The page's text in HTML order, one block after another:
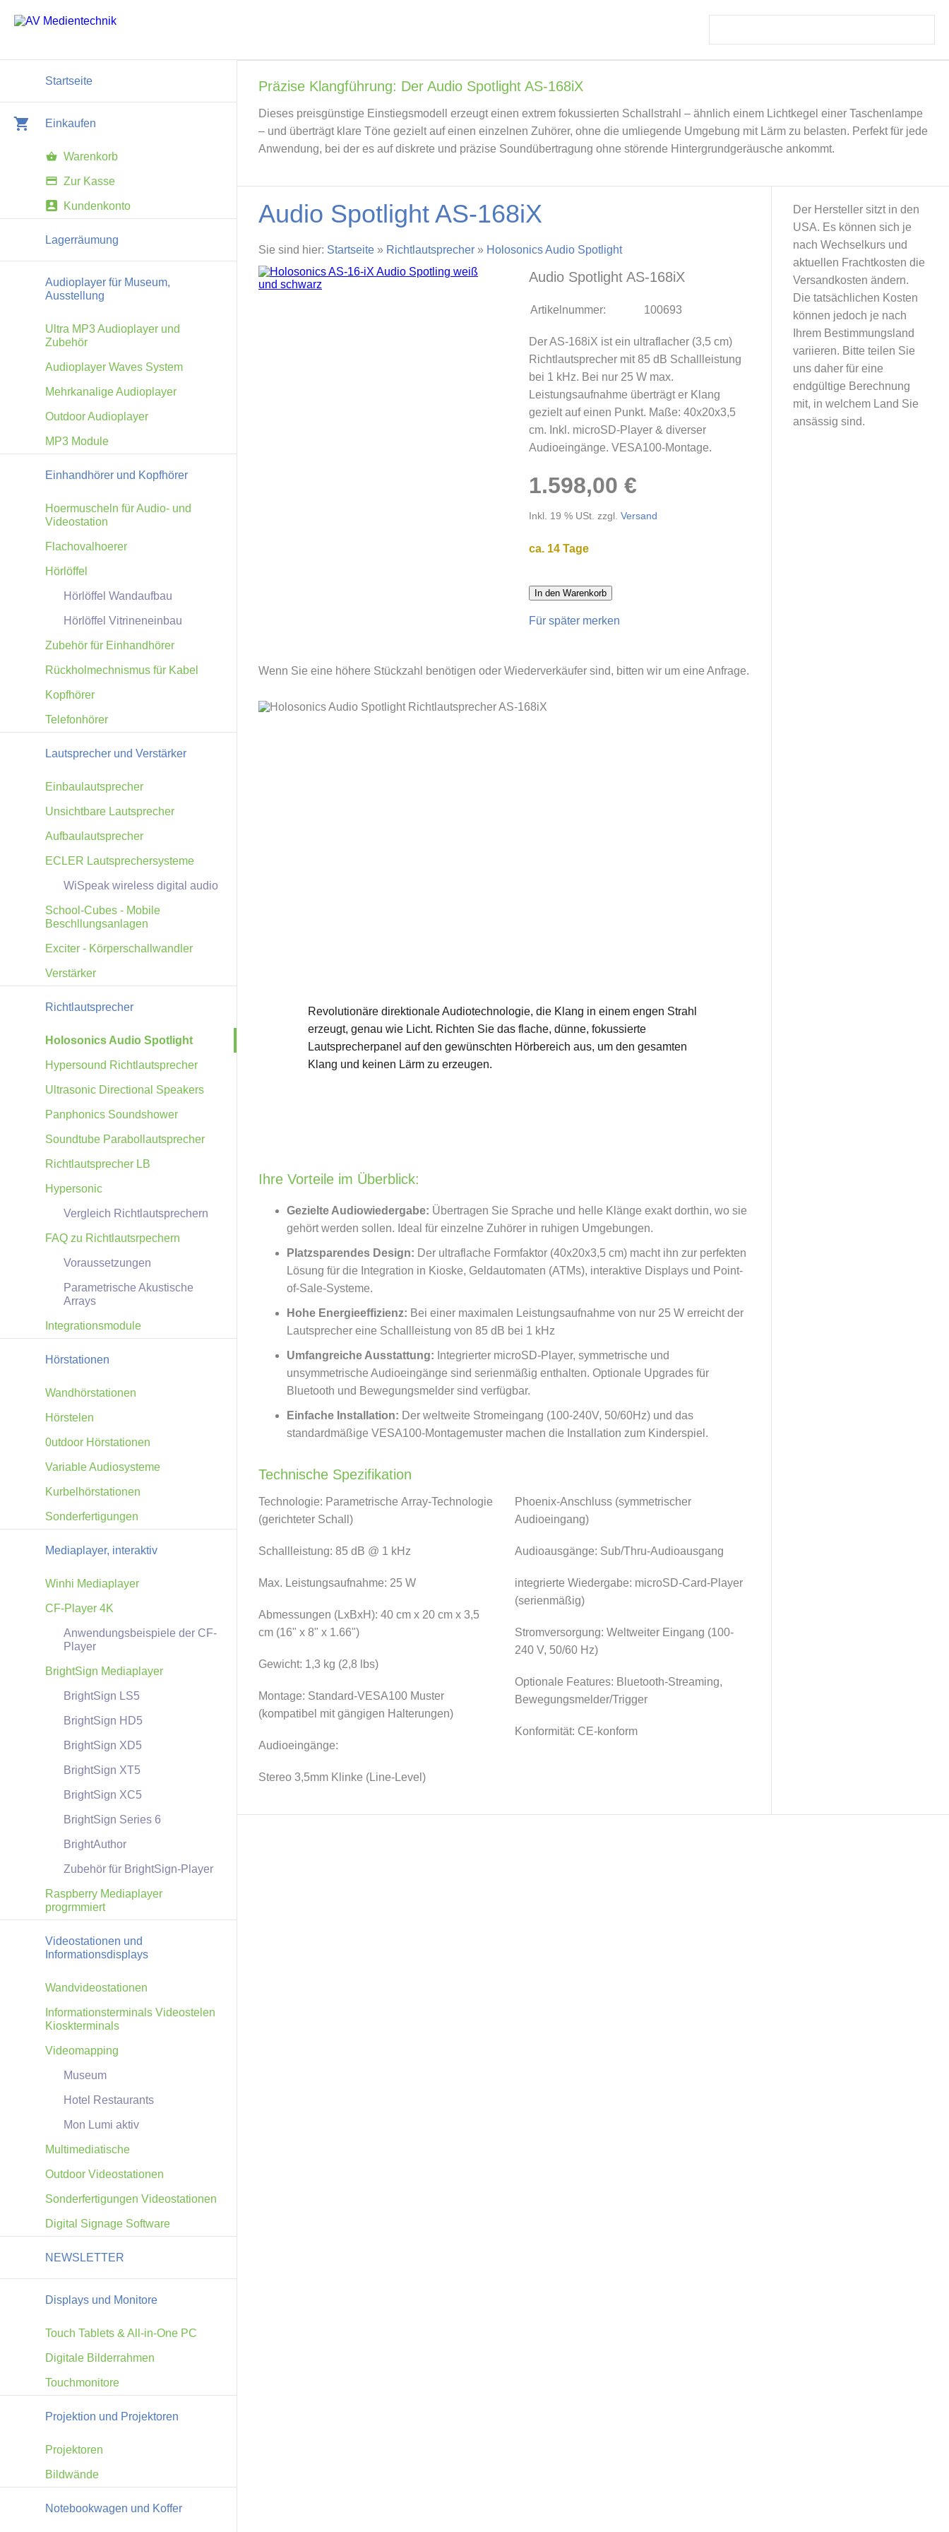
Startseite
Einkaufen
Warenkorb
Zur Kasse
Kundenkonto
Lagerräumung
Audioplayer für Museum,
Ausstellung
Ultra MP3 Audioplayer und
Zubehör
Audioplayer Waves System
Mehrkanalige Audioplayer
Outdoor Audioplayer
MP3 Module
Einhandhörer und Kopfhörer
Hoermuscheln für Audio- und
Videostation
Flachovalhoerer
Hörlöffel
Hörlöffel Wandaufbau
Hörlöffel Vitrineneinbau
Zubehör für Einhandhörer
Rückholmechnismus für Kabel
Kopfhörer
Telefonhörer
Lautsprecher und Verstärker
Einbaulautsprecher
Unsichtbare Lautsprecher
Aufbaulautsprecher
ECLER Lautsprechersysteme
WiSpeak wireless digital audio
School-Cubes - Mobile
Beschllungsanlagen
Exciter - Körperschallwandler
Verstärker
Richtlautsprecher
Holosonics Audio Spotlight
Hypersound Richtlautsprecher
Ultrasonic Directional Speakers
Panphonics Soundshower
Soundtube Parabollautsprecher
Richtlautsprecher LB
Hypersonic
Vergleich Richtlautsprechern
FAQ zu Richtlautsrpechern
Voraussetzungen
Parametrische Akustische
Arrays
Integrationsmodule
Hörstationen
Wandhörstationen
Hörstelen
0utdoor Hörstationen
Variable Audiosysteme
Kurbelhörstationen
Sonderfertigungen
Mediaplayer, interaktiv
Winhi Mediaplayer
CF-Player 4K
Anwendungsbeispiele der CF-
Player
BrightSign Mediaplayer
BrightSign LS5
BrightSign HD5
BrightSign XD5
BrightSign XT5
BrightSign XC5
BrightSign Series 6
BrightAuthor
Zubehör für BrightSign-Player
Raspberry Mediaplayer
progrmmiert
Videostationen und
Informationsdisplays
Wandvideostationen
Informationsterminals Videostelen
Kioskterminals
Videomapping
Museum
Hotel Restaurants
Mon Lumi aktiv
Multimediatische
Outdoor Videostationen
Sonderfertigungen Videostationen
Digital Signage Software
NEWSLETTER
Displays und Monitore
Touch Tablets & All-in-One PC
Digitale Bilderrahmen
Touchmonitore
Projektion und Projektoren
Projektoren
Bildwände
Notebookwagen und Koffer
Präzise Klangführung: Der Audio Spotlight AS-168iX
Dieses preisgünstige Einstiegsmodell erzeugt einen extrem fokussierten Schallstrahl – ähnlich einem Lichtkegel einer Taschenlampe
– und überträgt klare Töne gezielt auf einen einzelnen Zuhörer, ohne die umliegende Umgebung mit Lärm zu belasten. Perfekt für jede
Anwendung, bei der es auf diskrete und präzise Soundübertragung ohne störende Hintergrundgeräusche ankommt.
Audio Spotlight AS-168iX
Sie sind hier: Startseite » Richtlautsprecher » Holosonics Audio Spotlight
Audio Spotlight AS-168iX
Artikelnummer: 100693
Der AS-168iX ist ein ultraflacher (3,5 cm)
Richtlautsprecher mit 85 dB Schallleistung
bei 1 kHz. Bei nur 25 W max.
Leistungsaufnahme überträgt er Klang
gezielt auf einen Punkt. Maße: 40x20x3,5
cm. Inkl. microSD-Player & diverser
Audioeingänge. VESA100-Montage.
1.598,00 €
Inkl. 19 % USt. zzgl. Versand
ca. 14 Tage
In den Warenkorb
Für später merken
Wenn Sie eine höhere Stückzahl benötigen oder Wiederverkäufer sind, bitten wir um eine Anfrage.
Revolutionäre direktionale Audiotechnologie, die Klang in einem engen Strahl
erzeugt, genau wie Licht. Richten Sie das flache, dünne, fokussierte
Lautsprecherpanel auf den gewünschten Hörbereich aus, um den gesamten
Klang und keinen Lärm zu erzeugen.
Ihre Vorteile im Überblick:
Gezielte Audiowiedergabe: Übertragen Sie Sprache und helle Klänge exakt dorthin, wo sie
gehört werden sollen. Ideal für einzelne Zuhörer in ruhigen Umgebungen.
Platzsparendes Design: Der ultraflache Formfaktor (40x20x3,5 cm) macht ihn zur perfekten
Lösung für die Integration in Kioske, Geldautomaten (ATMs), interaktive Displays und Point-
of-Sale-Systeme.
Hohe Energieeffizienz: Bei einer maximalen Leistungsaufnahme von nur 25 W erreicht der
Lautsprecher eine Schallleistung von 85 dB bei 1 kHz
Umfangreiche Ausstattung: Integrierter microSD-Player, symmetrische und
unsymmetrische Audioeingänge sind serienmäßig enthalten. Optionale Upgrades für
Bluetooth und Bewegungsmelder sind verfügbar.
Einfache Installation: Der weltweite Stromeingang (100-240V, 50/60Hz) und das
standardmäßige VESA100-Montagemuster machen die Installation zum Kinderspiel.
Technische Spezifikation
Technologie: Parametrische Array-Technologie
(gerichteter Schall)
Schallleistung: 85 dB @ 1 kHz
Max. Leistungsaufnahme: 25 W
Abmessungen (LxBxH): 40 cm x 20 cm x 3,5
cm (16" x 8" x 1.66")
Gewicht: 1,3 kg (2,8 lbs)
Montage: Standard-VESA100 Muster
(kompatibel mit gängigen Halterungen)
Audioeingänge:
Stereo 3,5mm Klinke (Line-Level)
Phoenix-Anschluss (symmetrischer
Audioeingang)
Audioausgänge: Sub/Thru-Audioausgang
integrierte Wiedergabe: microSD-Card-Player
(serienmäßig)
Stromversorgung: Weltweiter Eingang (100-
240 V, 50/60 Hz)
Optionale Features: Bluetooth-Streaming,
Bewegungsmelder/Trigger
Konformität: CE-konform
Der Hersteller sitzt in den
USA. Es können sich je
nach Wechselkurs und
aktuellen Frachtkosten die
Versandkosten ändern.
Die tatsächlichen Kosten
können jedoch je nach
Ihrem Bestimmungsland
variieren. Bitte teilen Sie
uns daher für eine
endgültige Berechnung
mit, in welchem Land Sie
ansässig sind.